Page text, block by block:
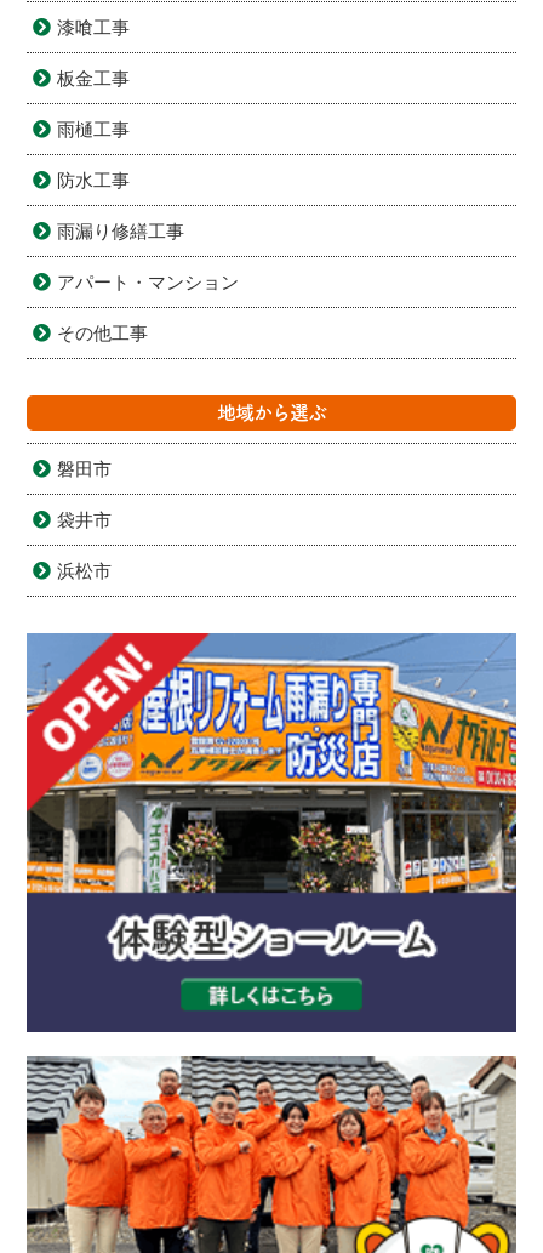
漆喰工事
板金工事
雨樋工事
防水工事
雨漏り修繕工事
アパート・マンション
その他工事
地域から選ぶ
磐田市
袋井市
浜松市